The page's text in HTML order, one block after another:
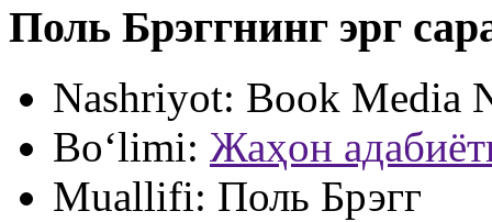
Поль Брэггнинг эрг
Nashriyot: Book Media
Bo‘limi: Жаҳон
Muallifi: Поль Брэгг